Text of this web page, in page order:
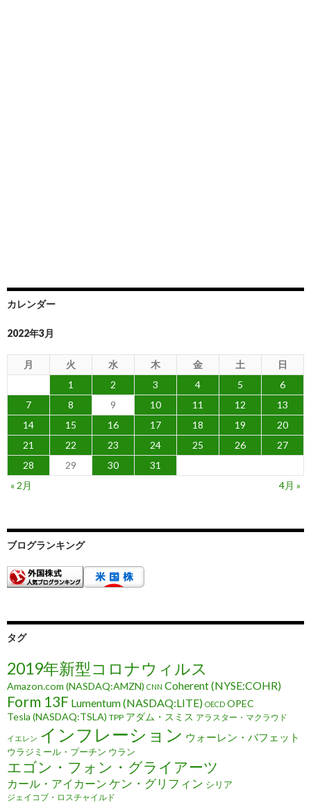
カレンダー
2022年3月
月 火 水 木 金 土
日
1
2 3 4 5
6
7
8 9 10 11 12
13
14
15 16 17 18 19
20
21
22 23 24 25 26
27
28
29 30
31
« 2月
4月 »
ブログランキング
タグ
2019年新型コロナウィルス
Amazon.com (NASDAQ:AMZN) CNN Coherent (NYSE:COHR)
Form 13F Lumentum (NASDAQ:LITE) OECD OPEC
Tesla (NASDAQ:TSLA) TPP アダム・スミス アラスター・マクラウド
イエレン インフレーション ウォーレン・バフェット
ウラジミール・プーチン ウラン
エゴン・フォン・グライアーツ
カール・アイカーン ケン・グリフィン シリア
ジェイコブ・ロスチャイルド